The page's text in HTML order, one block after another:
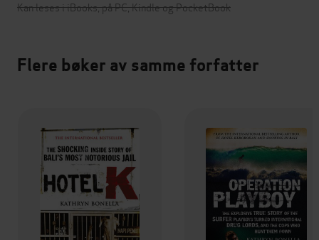
Kan leses i iBooks, på PC, Kindle og PocketBook
Flere bøker av samme forfatter